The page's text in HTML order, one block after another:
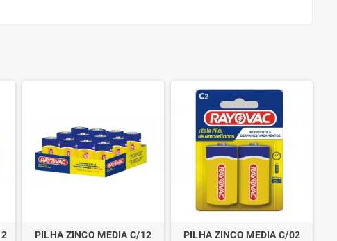
PILHA ZINCO MEDIA C/12 PILHA ZINCO MEDIA C/02